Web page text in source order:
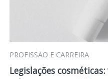
PROFISSÃO E CARREIRA
Legislações